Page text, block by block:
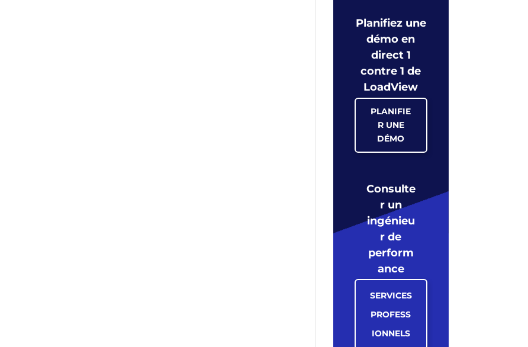
Planifiez une
démo en
direct 1
contre 1 de
LoadView
PLANIFIE
R UNE
DÉMO
Consulte
r un
ingénieu
r de
perform
ance
SERVICES
PROFESS
IONNELS